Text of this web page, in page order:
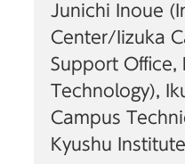
Junichi Inoue
Center/Iizuka
Support Office,
Technology),
Campus
Kyushu